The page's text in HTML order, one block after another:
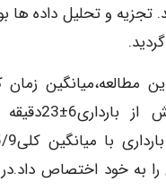
تجزیه و تحلیل داده ها
مطالعه،میانگین
مراقبتهای
را به خود اختصاص